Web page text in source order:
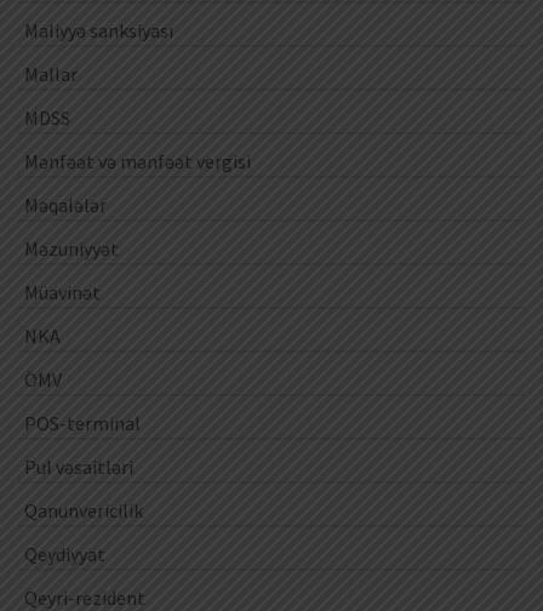
Maliyyə sanksiyası
Mallar
MDSS
Mənfəət və mənfəət vergisi
Məqalələr
Məzuniyyət
Müavinət
NKA
ÖMV
POS-terminal
Pul vəsaitləri
Qanunvericilik
Qeydiyyat
Qeyri-rezident